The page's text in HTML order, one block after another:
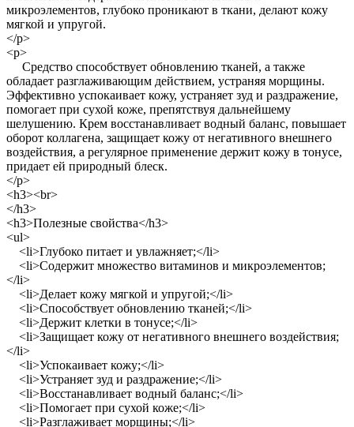
микроэлементов, глубоко проникают в ткани, делают кожу
мягкой и упругой.
</p>
<p>
Средство способствует обновлению тканей, а также
обладает разглаживающим действием, устраняя морщины.
Эффективно успокаивает кожу, устраняет зуд и раздражение,
помогает при сухой коже, препятствуя дальнейшему
шелушению. Крем восстанавливает водный баланс, повышает
оборот коллагена, защищает кожу от негативного внешнего
воздействия, а регулярное применение держит кожу в тонусе,
придает ей природный блеск.
</p>
<h3><br>
</h3>
<h3>Полезные свойства</h3>
<ul>
<li>Глубоко питает и увлажняет;</li>
<li>Содержит множество витаминов и микроэлементов;
</li>
<li>Делает кожу мягкой и упругой;</li>
<li>Способствует обновлению тканей;</li>
<li>Держит клетки в тонусе;</li>
<li>Защищает кожу от негативного внешнего воздействия;
</li>
<li>Успокаивает кожу;</li>
<li>Устраняет зуд и раздражение;</li>
<li>Восстанавливает водный баланс;</li>
<li>Помогает при сухой коже;</li>
<li>Разглаживает морщины;</li>